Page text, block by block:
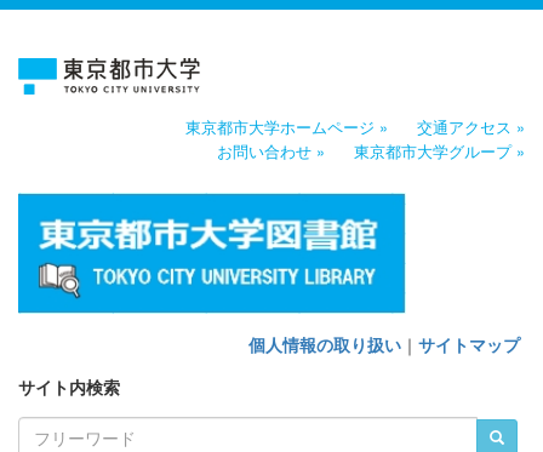
東京都市大学ホームページ »
交通アクセス »
お問い合わせ »
東京都市大学グループ »
個人情報の取り扱い ｜ サイトマップ
サイト内検索